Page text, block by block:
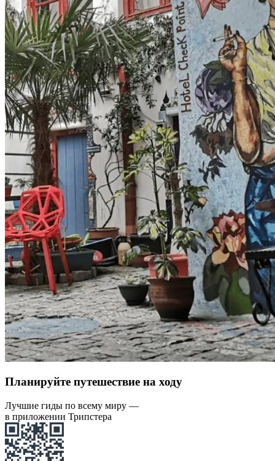
Планируйте путешествие на ходу
Лучшие гиды по всему миру —
в приложении Трипстера